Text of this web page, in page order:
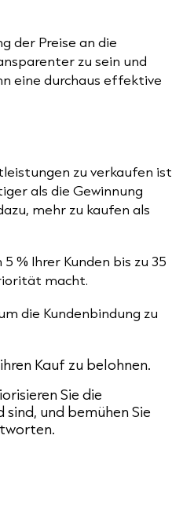
der Preise an die
zu sein und
eine durchaus effektive
zu verkaufen ist
als die Gewinnung
mehr zu kaufen als
% Ihrer Kunden bis zu 35
macht.
die Kundenbindung zu
Kauf zu belohnen.
Sie die
und bemühen Sie